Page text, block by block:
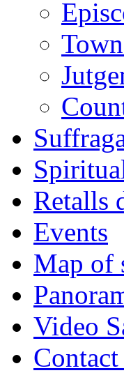
Retalls
Events
Map of
Video
Contact